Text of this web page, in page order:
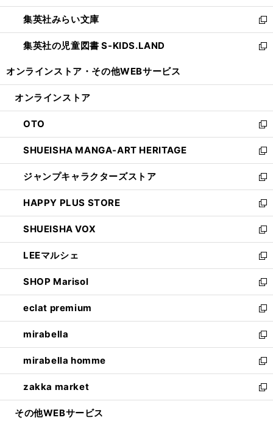
開
く
ウ
で
開
く
ン
ド
ウ
で
ウ
ィ
ン
ド
開
集英社みらい文庫
新
し
い
ン
ウ
で
開
く
集英社の児童図書 S-KIDS.LAND
新
ウ
ン
ド
ウ
で
開
く
オンラインストア・ その他WEBサービス
オンラインストア
OTO
新
し
い
ウ
ィ
ン
ド
ウ
で
開
く
SHUEISHA MANGA-ART HERITAGE
新
し
い
ウ
ィ
ン
ド
ウ
で
開
く
ジャンプキャラクターズストア
新
し
い
ウ
ィ
ン
ド
ウ
で
開
く
HAPPY PLUS STORE
新
し
い
ウ
ィ
ン
ド
ウ
で
開
く
SHUEISHA VOX
新
し
い
ウ
ィ
ン
ド
ウ
で
開
く
LEEマルシェ
新
し
い
ウ
ィ
ン
ド
ウ
で
開
く
SHOP Marisol
新
し
い
ウ
ィ
ン
ド
ウ
で
開
eclat premium
新
し
い
ウ
ィ
ン
ド
ウ
mirabella
新
し
い
ウ
ィ
ン
mirabella homme
新
し
い
ウ
zakka market
新
し
その他WEBサービス